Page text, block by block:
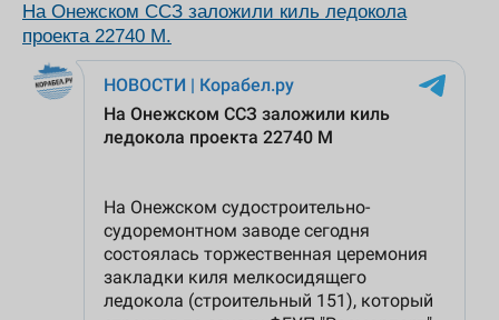
На Онежском ССЗ заложили киль ледокола
проекта 22740 М.